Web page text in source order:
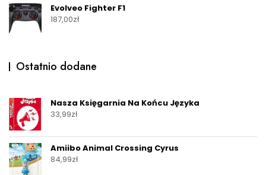
Evolveo Fighter F1
187,00zł
Ostatnio dodane
Nasza Księgarnia Na Końcu Języka
33,99zł
Amiibo Animal Crossing Cyrus
84,99zł